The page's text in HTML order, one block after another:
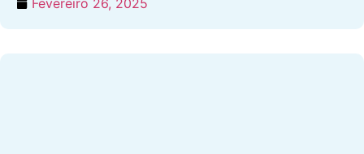
Fevereiro 26, 2025